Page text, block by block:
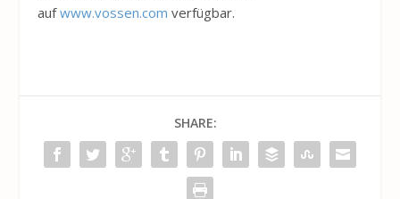
aufwww.vossen.com verfügbar.
SHARE: